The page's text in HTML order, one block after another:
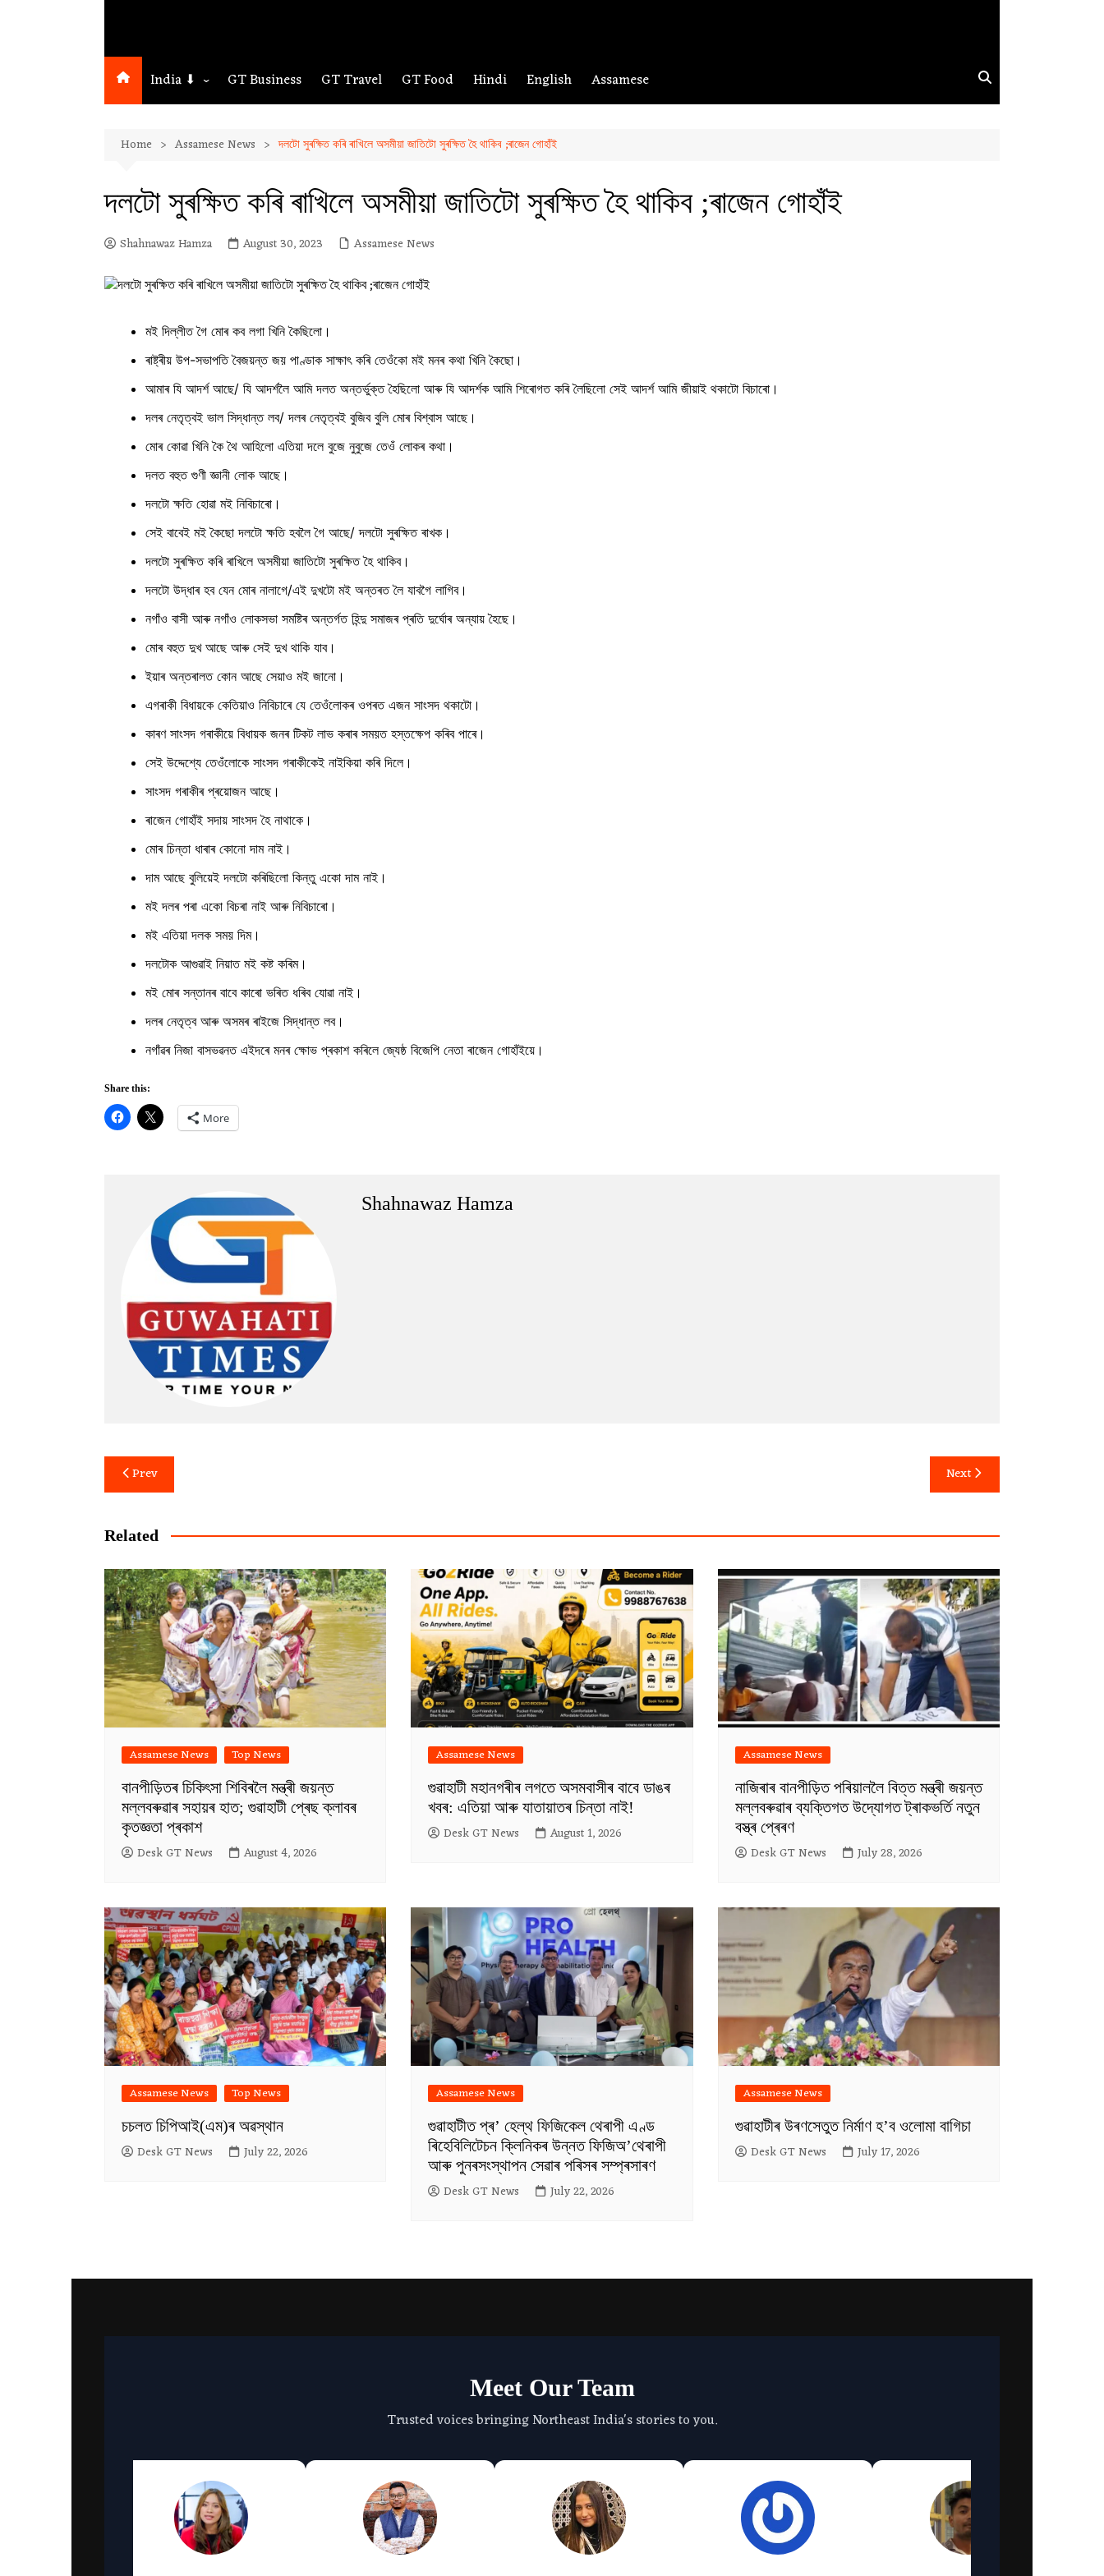
India ⬇
Guwahati
GT Business GT Travel GT Food Hindi English Assamese
Home Assamese News দলটো সুৰক্ষিত কৰি ৰাখিলে অসমীয়া জাতিটো সুৰক্ষিত হৈ থাকিব ;ৰাজেন গোহাঁই
দলটো সুৰক্ষিত কৰি ৰাখিলে অসমীয়া জাতিটো সুৰক্ষিত হৈ থাকিব ;ৰাজেন গোহাঁই
Shahnawaz Hamza August 30, 2023 Assamese News
মই দিল্লীত গৈ মোৰ কব লগা খিনি কৈছিলো।
ৰাষ্ট্ৰীয় উপ-সভাপতি বৈজয়ন্ত জয় পাণ্ডাক সাক্ষাৎ কৰি তেওঁকো মই মনৰ কথা খিনি কৈছো।
আমাৰ যি আদৰ্শ আছে/ যি আদৰ্শলৈ আমি দলত অন্তৰ্ভুক্ত হৈছিলো আৰু যি আদৰ্শক আমি শিৰোগত কৰি লৈছিলো সেই আদর্শ আমি জীয়াই থকাটো বিচাৰো।
দলৰ নেতৃত্বই ভাল সিদ্ধান্ত লব/ দলৰ নেতৃত্বই বুজিব বুলি মোৰ বিশ্বাস আছে।
মোৰ কোৱা খিনি কৈ থৈ আহিলো এতিয়া দলে বুজে নুবুজে তেওঁ লোকৰ কথা।
দলত বহুত গুণী জ্ঞানী লোক আছে।
দলটো ক্ষতি হোৱা মই নিবিচাৰো।
সেই বাবেই মই কৈছো দলটো ক্ষতি হবলৈ গৈ আছে/ দলটো সুৰক্ষিত ৰাখক।
দলটো সুৰক্ষিত কৰি ৰাখিলে অসমীয়া জাতিটো সুৰক্ষিত হৈ থাকিব।
দলটো উদ্ধাৰ হব যেন মোৰ নালাগে/এই দুখটো মই অন্তৰত লৈ যাবগৈ লাগিব।
নগাঁও বাসী আৰু নগাঁও লোকসভা সমষ্টিৰ অন্তৰ্গত হিন্দু সমাজৰ প্ৰতি দুৰ্ঘোৰ অন্যায় হৈছে।
মোৰ বহুত দুখ আছে আৰু সেই দুখ থাকি যাব।
ইয়াৰ অন্তৰালত কোন আছে সেয়াও মই জানো।
এগৰাকী বিধায়কে কেতিয়াও নিবিচাৰে যে তেওঁলোকৰ ওপৰত এজন সাংসদ থকাটো।
কাৰণ সাংসদ গৰাকীয়ে বিধায়ক জনৰ টিকট লাভ কৰাৰ সময়ত হস্তক্ষেপ কৰিব পাৰে।
সেই উদ্দেশ্যে তেওঁলোকে সাংসদ গৰাকীকেই নাইকিয়া কৰি দিলে।
সাংসদ গৰাকীৰ প্ৰয়োজন আছে।
ৰাজেন গোহাঁই সদায় সাংসদ হৈ নাথাকে।
মোৰ চিন্তা ধাৰাৰ কোনো দাম নাই।
দাম আছে বুলিয়েই দলটো কৰিছিলো কিন্তু একো দাম নাই।
মই দলৰ পৰা একো বিচৰা নাই আৰু নিবিচাৰো।
মই এতিয়া দলক সময় দিম।
দলটোক আগুৱাই নিয়াত মই কষ্ট কৰিম।
মই মোৰ সন্তানৰ বাবে কাৰো ভৰিত ধৰিব যোৱা নাই।
দলৰ নেতৃত্ব আৰু অসমৰ ৰাইজে সিদ্ধান্ত লব।
নগাঁৱৰ নিজা বাসভৱনত এইদৰে মনৰ ক্ষোভ প্ৰকাশ কৰিলে জ্যেষ্ঠ বিজেপি নেতা ৰাজেন গোহাঁইয়ে।
Share this:
More
Shahnawaz Hamza
Post
navigation
Prev Next
Related
Assamese News Top News
বানপীড়িতৰ চিকিৎসা শিবিৰলৈ মন্ত্ৰী জয়ন্ত
মল্লবৰুৱাৰ সহায়ৰ হাত; গুৱাহাটী প্ৰেছ ক্লাবৰ
কৃতজ্ঞতা প্ৰকাশ
Desk GT News August 4, 2026
Assamese News
গুৱাহাটী মহানগৰীৰ লগতে অসমবাসীৰ বাবে ডাঙৰ
খবৰ: এতিয়া আৰু যাতায়াতৰ চিন্তা নাই!
Desk GT News August 1, 2026
Assamese News
নাজিৰাৰ বানপীড়িত পৰিয়াললৈ বিত্ত মন্ত্ৰী জয়ন্ত
মল্লবৰুৱাৰ ব্যক্তিগত উদ্যোগত ট্ৰাকভৰ্তি নতুন
বস্ত্ৰ প্ৰেৰণ
Desk GT News July 28, 2026
Assamese News Top News
চচলত চিপিআই(এম)ৰ অৱস্থান
Desk GT News July 22, 2026
Assamese News
গুৱাহাটীত প্ৰ’ হেল্থ ফিজিকেল থেৰাপী এণ্ড
ৰিহেবিলিটেচন ক্লিনিকৰ উন্নত ফিজিঅ’থেৰাপী
আৰু পুনৰসংস্থাপন সেৱাৰ পৰিসৰ সম্প্ৰসাৰণ
Desk GT News July 22, 2026
Assamese News
গুৱাহাটীৰ উৰণসেতুত নিৰ্মাণ হ’ব ওলোমা বাগিচা
Desk GT News July 17, 2026
Meet Our Team
Trusted voices bringing Northeast India's stories to you.